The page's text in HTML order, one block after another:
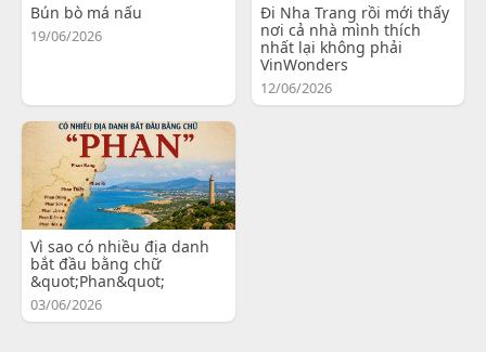
Bún bò má nấu
19/06/2026
Đi Nha Trang rồi mới thấy
nơi cả nhà mình thích
nhất lại không phải
VinWonders
12/06/2026
Vì sao có nhiều địa danh
bắt đầu bằng chữ
&quot;Phan&quot;
03/06/2026